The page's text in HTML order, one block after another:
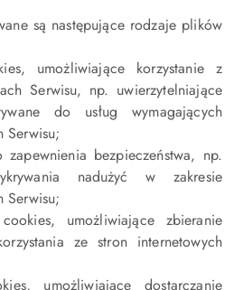
są następujące rodzaje plików
umożliwiające korzystanie z
Serwisu, np. uwierzytelniające
do usług wymagających
Serwisu;
zapewnienia bezpieczeństwa, np.
nadużyć w zakresie
Serwisu;
umożliwiające zbieranie
ze stron internetowych
umożliwiające dostarczanie